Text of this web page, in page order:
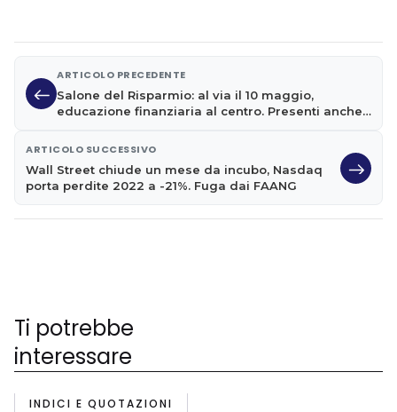
ARTICOLO PRECEDENTE
Salone del Risparmio: al via il 10 maggio,
educazione finanziaria al centro. Presenti anche
ARTICOLO SUCCESSIVO
Wall Street chiude un mese da incubo, Nasdaq
porta perdite 2022 a -21%. Fuga dai FAANG
Ti potrebbe
interessare
INDICI E QUOTAZIONI